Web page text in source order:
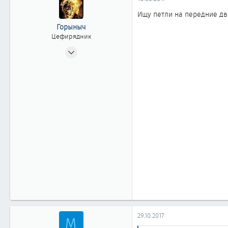
а
Горыныч
Цефирядник
Ищу петли на передние
M 29.10.2017